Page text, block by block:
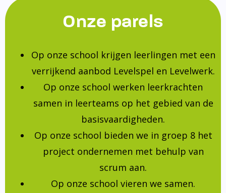
Onze parels
Op onze school krijgen leerlingen met een
verrijkend aanbod Levelspel en Levelwerk.
Op onze school werken leerkrachten
samen in leerteams op het gebied van de
basisvaardigheden.
Op onze school bieden we in groep 8 het
project ondernemen met behulp van
scrum aan.
Op onze school vieren we samen.